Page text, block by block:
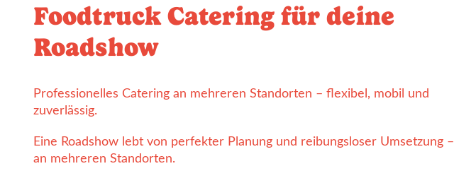
Foodtruck Catering für deine
Roadshow
Professionelles Catering an mehreren Standorten – flexibel, mobil und
zuverlässig.
Eine Roadshow lebt von perfekter Planung und reibungsloser Umsetzung –
an mehreren Standorten.